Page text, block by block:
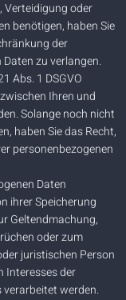
Verteidigung oder
benötigen, haben Sie
der
zu verlangen.
Abs. 1 DSGVO
Ihren und
Solange noch nicht
haben Sie das Recht,
personenbezogenen
Daten
ihrer Speicherung
Geltendmachung,
oder zum
juristischen Person
Interesses der
werden.